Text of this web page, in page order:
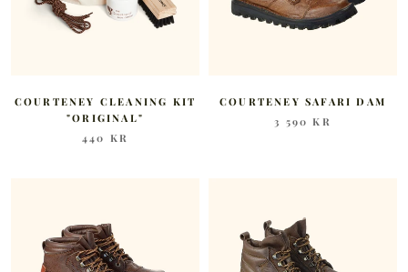
COURTENEY CLEANING KIT
"ORIGINAL"
440 KR
COURTENEY SAFARI DAM
3 590 KR